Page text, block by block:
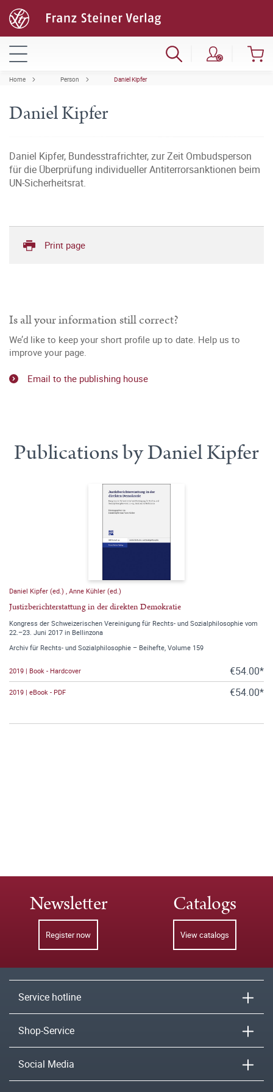
Home Person Daniel Kipfer
Daniel Kipfer
Daniel Kipfer, Bundesstrafrichter, zur Zeit Ombudsperson
für die Überprüfung individueller Antiterrorsanktionen beim
UN-Sicherheitsrat.
Print page
Is all your information still correct?
We’d like to keep your short profile up to date. Help us to
improve your page.
Email to the publishing house
Publications by Daniel Kipfer
Daniel Kipfer (ed.) Anne Kühler (ed.)
Justizberichterstattung in der direkten Demokratie
Kongress der Schweizerischen Vereinigung für Rechts- und Sozialphilosophie vom
22.–23. Juni 2017 in Bellinzona
Archiv für Rechts- und Sozialphilosophie – Beihefte, Volume 159
2019 | Book - Hardcover €54.00*
2019 | eBook - PDF €54.00*
Newsletter
Register now
Catalogs
View catalogs
Service hotline
Shop-Service
Social Media